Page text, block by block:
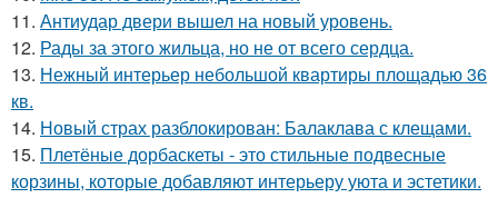
11. Антиудар двери вышел на новый уровень.
12. Рады за этого жильца, но не от всего сердца.
13. Нежный интерьер небольшой квартиры площадью 36
кв.
14. Новый страх разблокирован: Балаклава с клещами.
15. Плетёные дорбаскеты - это стильные подвесные
корзины, которые добавляют интерьеру уюта и эстетики.